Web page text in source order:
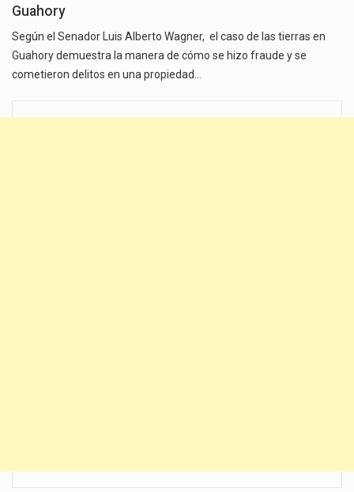
Guahory
Según el Senador Luis Alberto Wagner, el caso de las tierras en
Guahory demuestra la manera de cómo se hizo fraude y se
cometieron delitos en una propiedad…